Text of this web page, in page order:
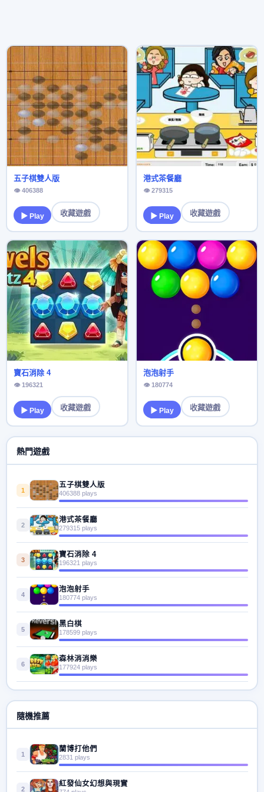
五子棋雙人版
👁 406388
▶ Play 收藏遊戲
港式茶餐廳
👁 279315
▶ Play 收藏遊戲
寶石消除 4
👁 196321
▶ Play 收藏遊戲
泡泡射手
👁 180774
▶ Play 收藏遊戲
熱門遊戲
1
五子棋雙人版
406388 plays
2
港式茶餐廳
279315 plays
3
寶石消除 4
196321 plays
4
泡泡射手
180774 plays
5
黑白棋
178599 plays
6
森林消消樂
177924 plays
隨機推薦
1
蘭博打他們
2831 plays
2
紅發仙女幻想與現實